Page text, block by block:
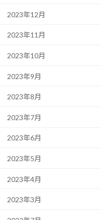
2023年12月
2023年11月
2023年10月
2023年9月
2023年8月
2023年7月
2023年6月
2023年5月
2023年4月
2023年3月